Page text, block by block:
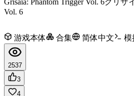
Grisaia: Phantom Trigger Vol. 6グリザ
Vol. 6
游戏本体 合集 简体中文 模
2537
3
4